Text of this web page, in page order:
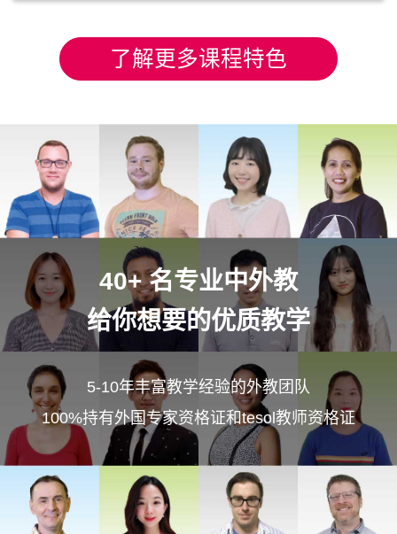
了解更多课程特色
40+ 名专业中外教
给你想要的优质教学
5-10年丰富教学经验的外教团队
100%持有外国专家资格证和tesol教师资格证